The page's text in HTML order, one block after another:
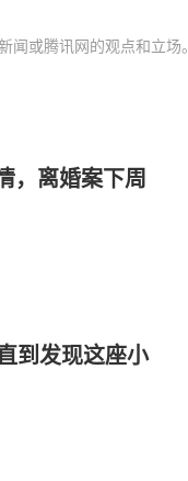
或腾讯网的观点和立场。
，离婚案下周
到发现这座小